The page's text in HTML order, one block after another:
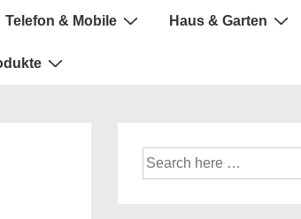
Telefon & Mobile Haus & Garten
Suche
nach: